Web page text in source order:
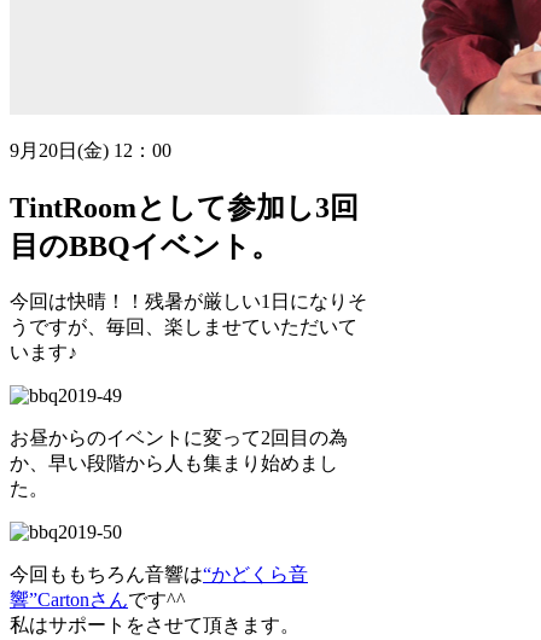
9月20日(金) 12：00
TintRoomとして参加し3回
目のBBQイベント。
今回は快晴！！残暑が厳しい1日になりそ
うですが、毎回、楽しませていただいて
います♪
お昼からのイベントに変って2回目の為
か、早い段階から人も集まり始めまし
た。
今回ももちろん音響は“かどくら音
響”Cartonさんです^^
私はサポートをさせて頂きます。